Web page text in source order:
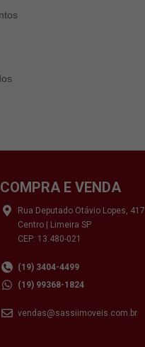
COMPRA E VENDA
Rua Deputado Otávio Lopes, 417
Centro | Limeira SP
CEP: 13.480-021
(19) 3404-4499
(19) 99368-1824
vendas@sassiimoveis.com.br